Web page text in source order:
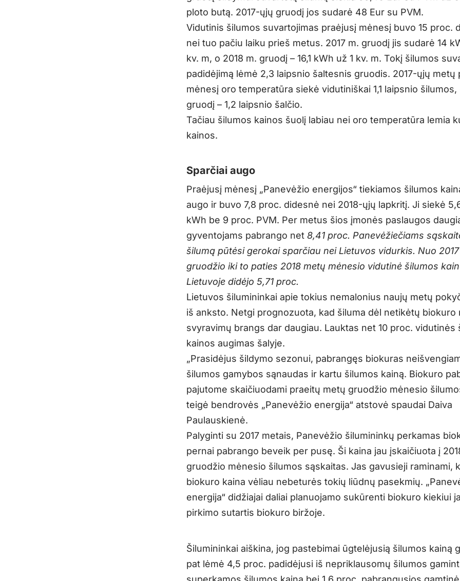
ploto butą. 2017-ųjų gruodį jos sudarė 48 Eur su PVM.
Vidutinis šilumos suvartojimas praėjusį mėnesį buvo 15 proc.
nei tuo pačiu laiku prieš metus. 2017 m. gruodį jis sudarė 14
kv. m, o 2018 m. gruodį – 16,1 kWh už 1 kv. m. Tokį šilumos
padidėjimą lėmė 2,3 laipsnio šaltesnis gruodis. 2017-ųjų metų
mėnesį oro temperatūra siekė vidutiniškai 1,1 laipsnio šilumos,
gruodį – 1,2 laipsnio šalčio.
Tačiau šilumos kainos šuolį labiau nei oro temperatūra lemia
kainos.
Sparčiai augo
Praėjusį mėnesį „Panevėžio energijos“ tiekiamos šilumos
augo ir buvo 7,8 proc. didesnė nei 2018-ųjų lapkritį. Ji siekė
kWh be 9 proc. PVM. Per metus šios įmonės paslaugos
gyventojams pabrango net8,41 proc. Panevėžiečiams
šilumą pūtėsi gerokai sparčiau nei Lietuvos vidurkis. Nuo
gruodžio iki to paties 2018 metų mėnesio vidutinė šilumos
Lietuvoje didėjo 5,71 proc.
Lietuvos šilumininkai apie tokius nemalonius naujų metų
iš anksto. Netgi prognozuota, kad šiluma dėl netikėtų biokuro
svyravimų brangs dar daugiau. Lauktas net 10 proc. vidutinės
kainos augimas šalyje.
„Prasidėjus šildymo sezonui, pabrangęs biokuras
šilumos gamybos sąnaudas ir kartu šilumos kainą. Biokuro
pajutome skaičiuodami praeitų metų gruodžio mėnesio
teigė bendrovės „Panevėžio energija“ atstovė spaudai Daiva
Paulauskienė.
Palyginti su 2017 metais, Panevėžio šilumininkų perkamas
pernai pabrango beveik per pusę. Ši kaina jau įskaičiuota į
gruodžio mėnesio šilumos sąskaitas. Jas gavusieji raminami,
biokuro kaina vėliau nebeturės tokių liūdnų pasekmių.
energija“ didžiajai daliai planuojamo sukūrenti biokuro kiekiui
pirkimo sutartis biokuro biržoje.
Šilumininkai aiškina, jog pastebimai ūgtelėjusią šilumos kainą
pat lėmė 4,5 proc. padidėjusi iš nepriklausomų šilumos